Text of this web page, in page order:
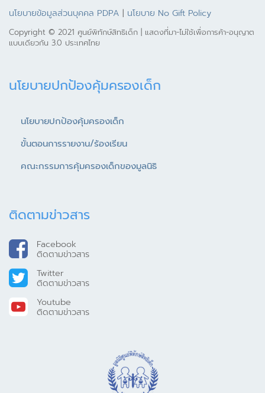
นโยบายข้อมูลส่วนบุคคล PDPA | นโยบาย No Gift Policy
Copyright © 2021 ศูนย์พิทักษ์สิทธิเด็ก | แสดงที่มา-ไม่ใช้เพื่อการค้า-อนุญาต
แบบเดียวกัน 3.0 ประเทศไทย
นโยบายปกป้องคุ้มครองเด็ก
นโยบายปกป้องคุ้มครองเด็ก
ขั้นตอนการรายงาน/ร้องเรียน
คณะกรรมการคุ้มครองเด็กของมูลนิธิ
ติดตามข่าวสาร
Facebook
ติดตามข่าวสาร
Twitter
ติดตามข่าวสาร
Youtube
ติดตามข่าวสาร